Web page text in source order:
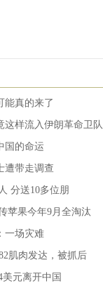
真的来了
这样流入伊朗革命卫队
国的命运
遭带走调查
分送10多位朋
苹果今年9月全淘汰
一场灾难
肌肉发达，被抓后
元离开中国